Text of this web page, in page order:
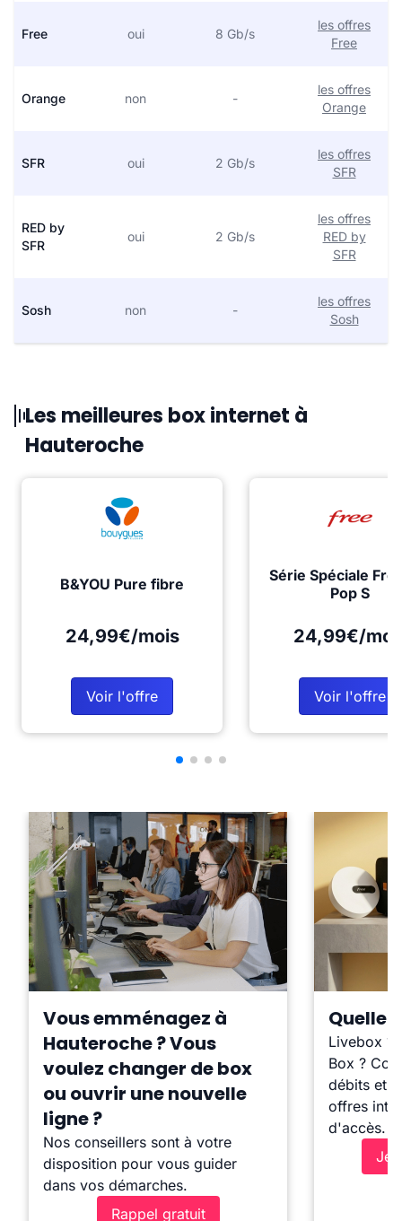
Free oui 8 Gb/s
les offres
Free
Orange non -
les offres
Orange
SFR oui 2 Gb/s
les offres
SFR
RED by
SFR
oui 2 Gb/s
les offres
RED by
SFR
Sosh non -
les offres
Sosh
Les meilleures box internet à
Hauteroche
B&YOU Pure fibre
24,99€/mois
Voir l'offre
Série Spéciale
Pop S
24,99€/
Voir l'offre
Vous emménagez à
Hauteroche ? Vous
voulez changer de box
ou ouvrir une nouvelle
ligne ?
Nos conseillers sont à votre
disposition pour vous guider
dans vos démarches.
Rappel gratuit
Quelle
Livebox ?
Box ?
débits et
offres
d'accès.
Je